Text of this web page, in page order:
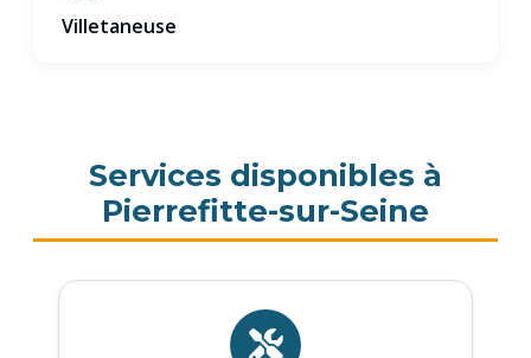
Villetaneuse
Services disponibles à
Pierrefitte-sur-Seine